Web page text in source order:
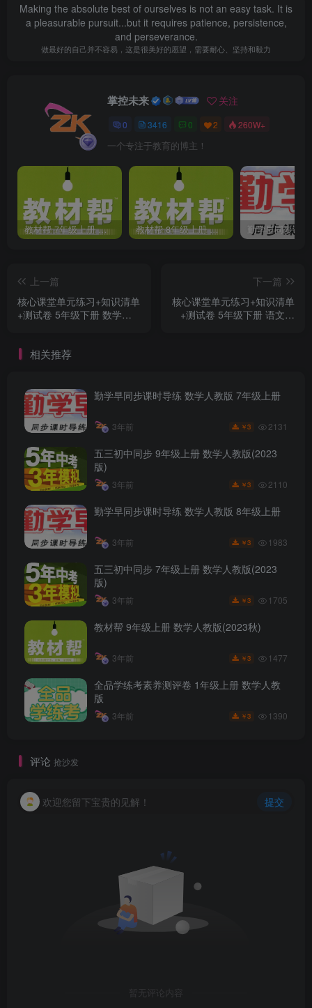
Making the absolute best of ourselves is not an easy task. It is
a pleasurable pursuit...but it requires patience, persistence,
and perseverance.
做最好的自己并不容易，这是很美好的愿望，需要耐心、坚持和毅力
掌控未来 关注
0 3416 0 2 260W+
一个专注于教育的博主！
教材帮 7年级上册 语文人教版(2023秋) 教材帮 8年级上册 语文人教版(2023秋)
上一篇
核心课堂单元练习+知识清单
+测试卷 5年级下册 数学北
下一篇
核心课堂单元练习+知识清单
+测试卷 5年级下册 语文部
相关推荐
勤学早同步课时导练 数学人教版 7年级上册
3年前 ￥3 2131
五三初中同步 9年级上册 数学人教版(2023
版)
3年前 ￥3 2110
勤学早同步课时导练 数学人教版 8年级上册
3年前 ￥3 1983
五三初中同步 7年级上册 数学人教版(2023
版)
3年前 ￥3 1705
教材帮 9年级上册 数学人教版(2023秋)
3年前 ￥3 1477
全品学练考素养测评卷 1年级上册 数学人教
版
3年前 ￥3 1390
评论 抢沙发
欢迎您留下宝贵的见解！ 提交
暂无评论内容